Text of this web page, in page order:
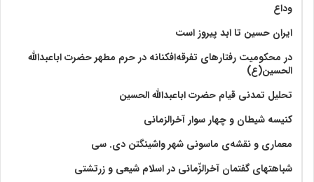
وداع
ایران حسین تا ابد پیروز است
در محکومیت رفتارهای تفرقه‌افکنانه در حرم مطهر حضرت اباعبدالله
الحسین(ع)
تحلیل تمدنی قیام حضرت اباعبدالله الحسین
کنیسه شیطان و چهار سوار آخرالزمانی
معماری و نقشه‌ی ماسونی شهر واشينگتن دی. سی
شباهتهای گفتمان آخر‌الزّمانی در اسلام شیعی و زرتشتی